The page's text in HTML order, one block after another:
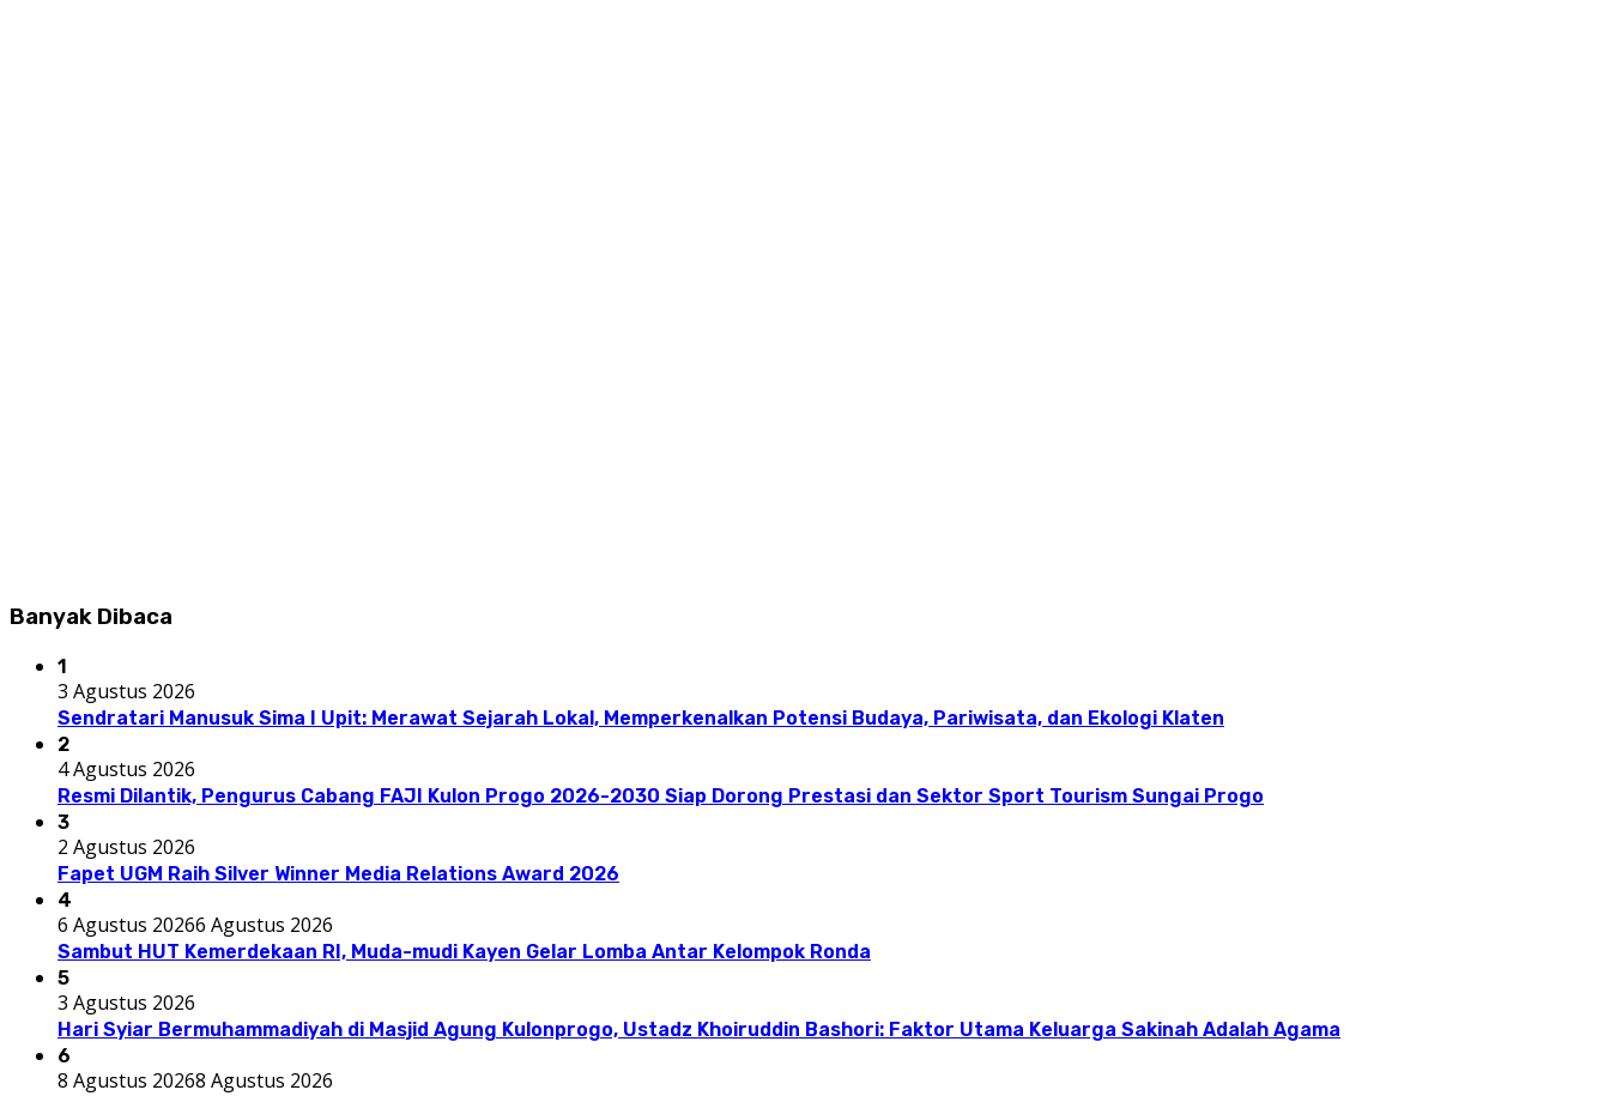
Banyak Dibaca
1
3 Agustus 2026
Sendratari Manusuk Sima I Upit: Merawat Sejarah Lokal, Memperkenalkan Potensi Budaya, Pariwisata, dan Ekologi Klaten
2
4 Agustus 2026
Resmi Dilantik, Pengurus Cabang FAJI Kulon Progo 2026-2030 Siap Dorong Prestasi dan Sektor Sport Tourism Sungai Progo
3
2 Agustus 2026
Fapet UGM Raih Silver Winner Media Relations Award 2026
4
6 Agustus 20266 Agustus 2026
Sambut HUT Kemerdekaan RI, Muda-mudi Kayen Gelar Lomba Antar Kelompok Ronda
5
3 Agustus 2026
Hari Syiar Bermuhammadiyah di Masjid Agung Kulonprogo, Ustadz Khoiruddin Bashori: Faktor Utama Keluarga Sakinah Adalah Agama
6
8 Agustus 20268 Agustus 2026